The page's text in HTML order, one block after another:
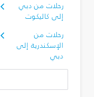
رحلات من دبي
إلى كاليكوت
رحلات من
الإسكندرية إلى
دبي